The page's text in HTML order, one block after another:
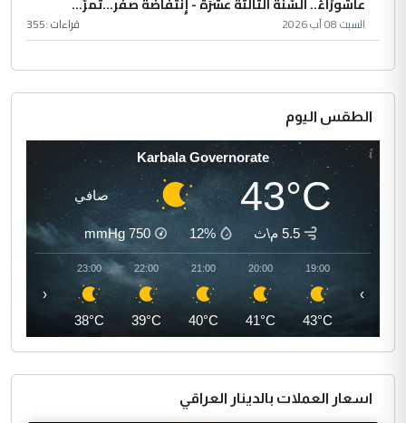
السبت 08 آب 2026 قراءات :355
الطقس اليوم
Karbala Governorate
43°C صافي
5.5 م\ث 12%
750
mmHg
19:00
43°C
20:00
41°C
21:00
40°C
22:00
39°C
23:00
38°C
‹ ›
اسعار العملات بالدينار العراقي